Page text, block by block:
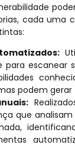
cada uma
para escanear
podem gerar
que